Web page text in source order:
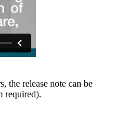
the release note can be
required).